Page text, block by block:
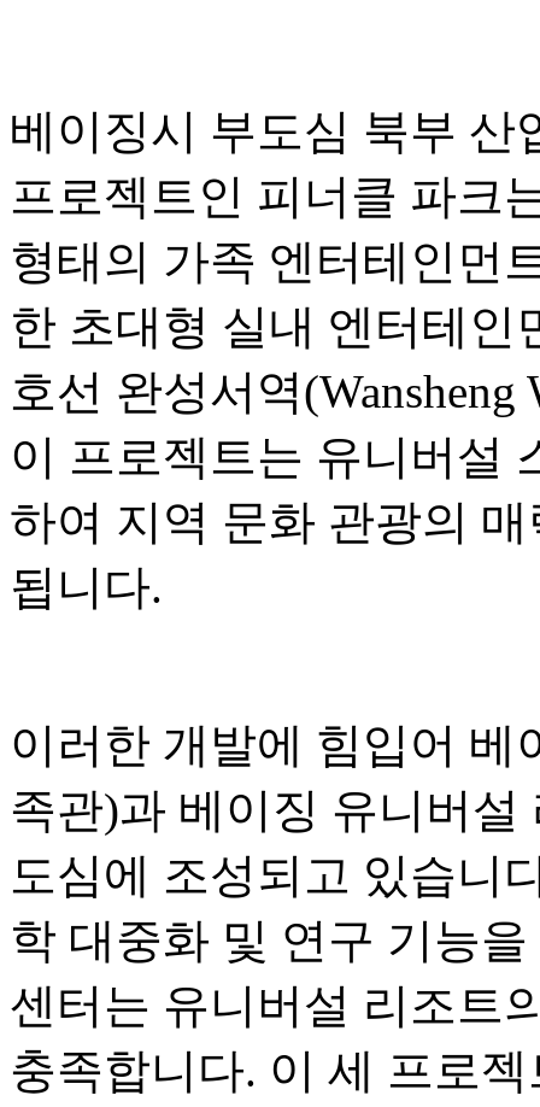
베이징시 부도심 북부 산
프로젝트인 피너클 파크
형태의 가족 엔터테인먼
한 초대형 실내 엔터테인
호선 완성서역
이 프로젝트는 유니버설
하여 지역 문화 관광의
됩니다.
이러한 개발에 힘입어 베
족관)과 베이징 유니버
도심에 조성되고 있습니
학 대중화 및 연구 기능
센터는 유니버설 리조트
충족합니다. 이 세 프로